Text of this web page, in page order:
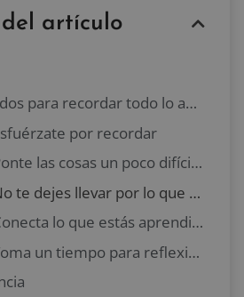
artículo
5 métodos para recordar todo lo aprendido
por recordar
2. Ponte las cosas un poco difíciles
3. No te dejes llevar por lo que se ve sencillo
4. Conecta lo que estás aprendiendo con lo que ya conoces
5. Toma un tiempo para reflexionar